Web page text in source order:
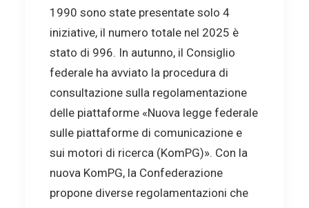
1990 sono state presentate solo 4
iniziative, il numero totale nel 2025 è
stato di 996. In autunno, il Consiglio
federale ha avviato la procedura di
consultazione sulla regolamentazione
delle piattaforme «Nuova legge federale
sulle piattaforme di comunicazione e
sui motori di ricerca (KomPG)». Con la
nuova KomPG, la Confederazione
propone diverse regolamentazioni che